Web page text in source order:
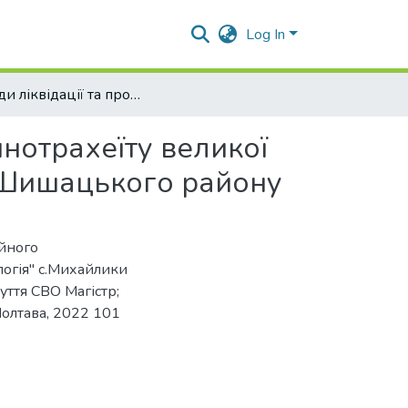
Log In
Заходи ліквідації та профілактики інфекційного ринотрахеїту великої рогатої худоби у ПП "Агроекологія" с.Михайлики Шишацького району
великої
району
с.Михайлики
СВО Магістр;
2022 101